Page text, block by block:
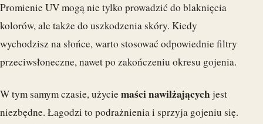
Promienie UV mogą nie tylko prowadzić do blaknięcia
kolorów, ale także do uszkodzenia skóry. Kiedy
wychodzisz na słońce, warto stosować odpowiednie filtry
przeciwsłoneczne, nawet po zakończeniu okresu gojenia.
W tym samym czasie, użyciemaści nawilżających jest
niezbędne. Łagodzi to podrażnienia i sprzyja gojeniu się.